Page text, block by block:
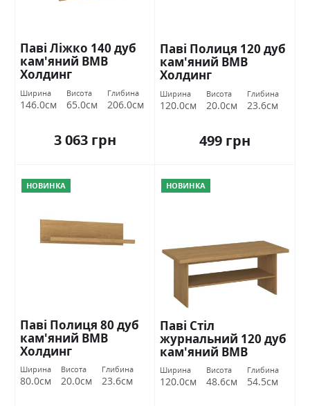
Паві Ліжко 140 дуб
кам'яний ВМВ
Холдинг
Ширина
146.0см
Висота
65.0см
Глибина
206.0см
3 063 грн
Паві Полиця 120 дуб
кам'яний ВМВ
Холдинг
Ширина
120.0см
Висота
20.0см
Глибина
23.6см
499 грн
НОВИНКА
Паві Полиця 80 дуб
кам'яний ВМВ
Холдинг
Ширина
80.0см
Висота
20.0см
Глибина
23.6см
НОВИНКА
Паві Стіл
журнальний 120 дуб
кам'яний ВМВ
Холдинг
Ширина
120.0см
Висота
48.6см
Глибина
54.5см